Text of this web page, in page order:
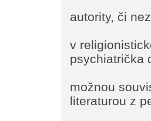
autority, či
v
psychiatrička
možnou
literaturou z